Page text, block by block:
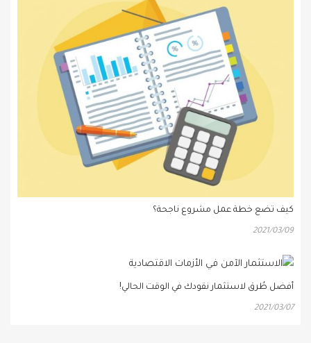
كيف تضع خطة عمل مشروع ناجحة؟
2021/03/09
أفضل طُرق لاستثمار نقودك في الوقت الحالي!
2021/03/07